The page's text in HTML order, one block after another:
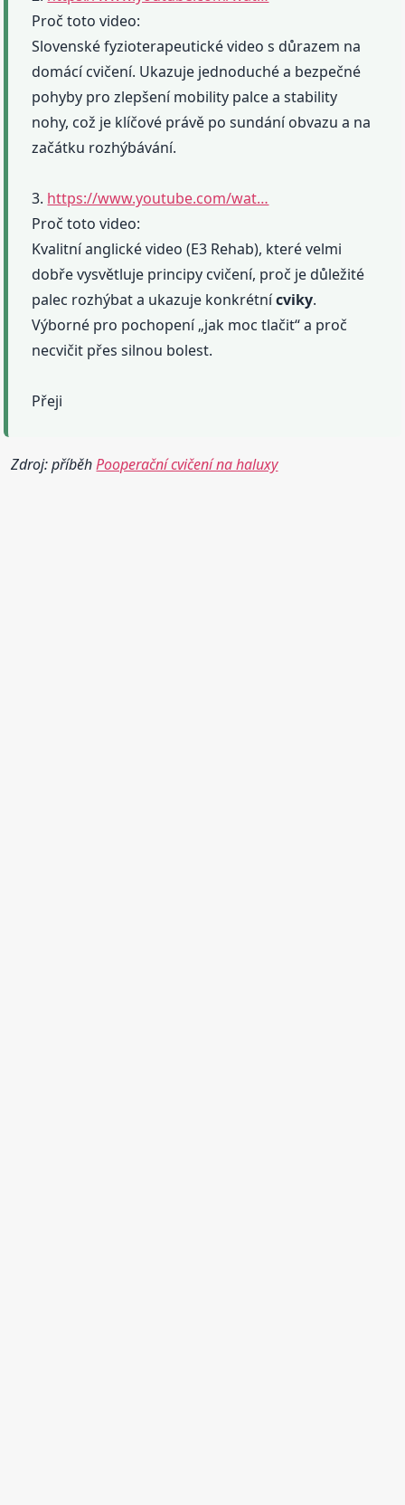
Proč toto video:
Slovenské fyzioterapeutické video s důrazem na
domácí cvičení. Ukazuje jednoduché a bezpečné
pohyby pro zlepšení mobility palce a stability
nohy, což je klíčové právě po sundání obvazu a na
začátku rozhýbávání.
3. https://www.youtube.com/wat…
Proč toto video:
Kvalitní anglické video (E3 Rehab), které velmi
dobře vysvětluje principy cvičení, proč je důležité
palec rozhýbat a ukazuje konkrétnícviky.
Výborné pro pochopení „jak moc tlačit“ a proč
necvičit přes silnou bolest.
Přeji
Zdroj: příběhPooperační cvičení na haluxy